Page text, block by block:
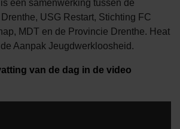
een samenwerking tussen de
USG Restart, Stichting FC
MDT en de Provincie Drenthe. Heat
Aanpak Jeugdwerkloosheid.
van de dag in de video